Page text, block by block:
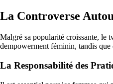
La Controverse
Malgré sa popularité croissante, le
dempowerment féminin, tandis
La Responsabilité des